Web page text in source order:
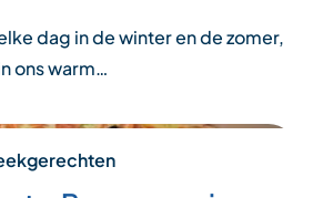
dag in de winter en de zomer,
ons warm…